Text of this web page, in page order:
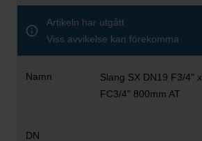
Artikeln har utgått
Viss avvikelse kan förekomma
Slang SX DN19 F3/4" x
FC3/4" 800mm AT